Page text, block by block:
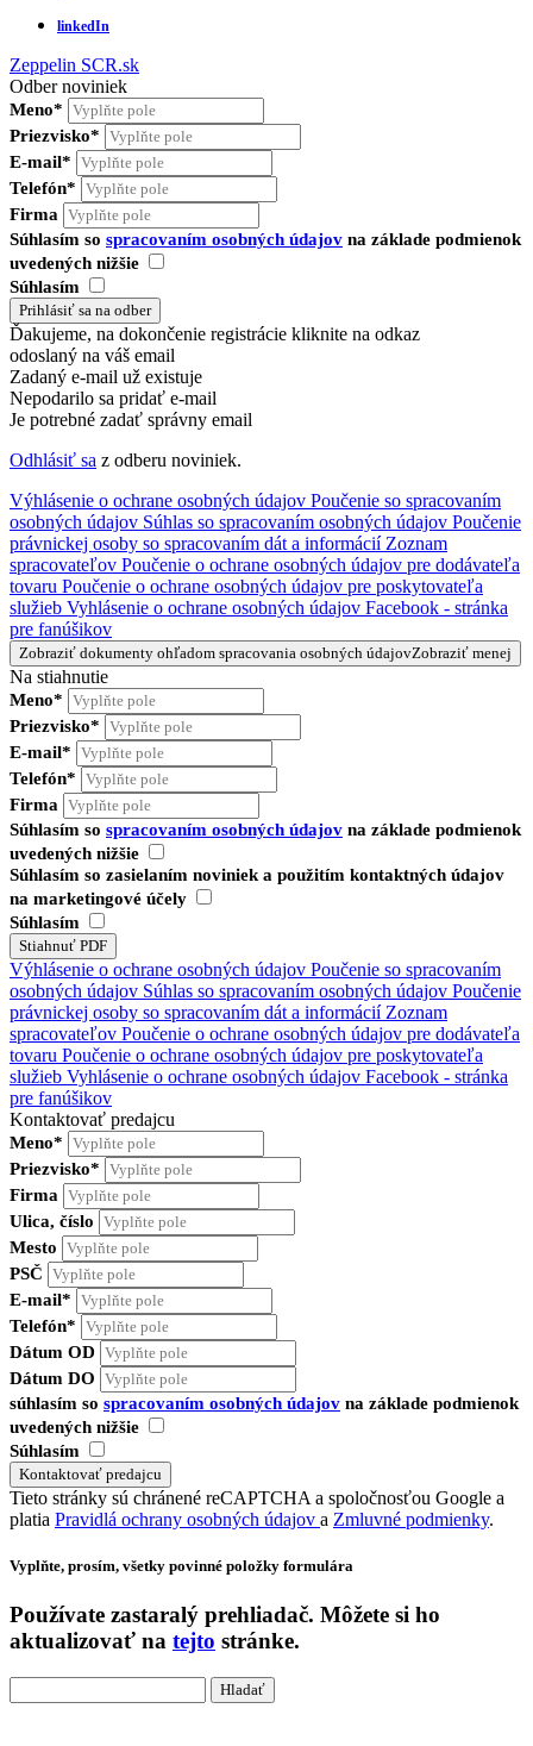
linkedIn
Zeppelin SCR.sk
Odber noviniek
Meno*
Priezvisko*
E-mail*
Telefón*
Firma
Súhlasím so spracovaním osobných údajov na základe podmienok
uvedených nižšie
Súhlasím
Ďakujeme, na dokončenie registrácie kliknite na odkaz
odoslaný na váš email
Zadaný e-mail už existuje
Nepodarilo sa pridať e-mail
Je potrebné zadať správny email
Odhlásiť sa z odberu noviniek.
Výhlásenie o ochrane osobných údajov Poučenie so spracovaním
osobných údajov Súhlas so spracovaním osobných údajov Poučenie
právnickej osoby so spracovaním dát a informácií Zoznam
spracovateľov Poučenie o ochrane osobných údajov pre dodávateľa
tovaru Poučenie o ochrane osobných údajov pre poskytovateľa
služieb Vyhlásenie o ochrane osobných údajov Facebook - stránka
pre fanúšikov
Zobraziť dokumenty ohľadom spracovania osobných údajovZobraziť menej
Na stiahnutie
Meno*
Priezvisko*
E-mail*
Telefón*
Firma
Súhlasím so spracovaním osobných údajov na základe podmienok
uvedených nižšie
Súhlasím so zasielaním noviniek a použitím kontaktných údajov
na marketingové účely
Súhlasím
Výhlásenie o ochrane osobných údajov Poučenie so spracovaním
osobných údajov Súhlas so spracovaním osobných údajov Poučenie
právnickej osoby so spracovaním dát a informácií Zoznam
spracovateľov Poučenie o ochrane osobných údajov pre dodávateľa
tovaru Poučenie o ochrane osobných údajov pre poskytovateľa
služieb Vyhlásenie o ochrane osobných údajov Facebook - stránka
pre fanúšikov
Kontaktovať predajcu
Meno*
Priezvisko*
Firma
Ulica, číslo
Mesto
PSČ
E-mail*
Telefón*
Dátum OD
Dátum DO
súhlasím so spracovaním osobných údajov na základe podmienok
uvedených nižšie
Súhlasím
Tieto stránky sú chránené reCAPTCHA a spoločnosťou Google a
platia Pravidlá ochrany osobných údajov a Zmluvné podmienky.
Vyplňte, prosím, všetky povinné položky formulára
Používate zastaralý prehliadač. Môžete si ho
aktualizovať na tejto stránke.